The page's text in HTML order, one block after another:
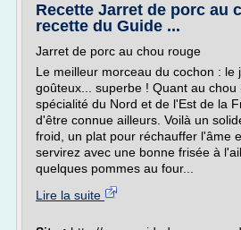
Recette Jarret de porc au
recette du Guide ...
Jarret de porc au chou rouge
Le meilleur morceau du cochon : le
goûteux... superbe ! Quant au
spécialité du Nord et de l'Est de la
d'être connue ailleurs. Voilà un
froid, un plat pour réchauffer l'âme
servirez avec une bonne frisée à
quelques pommes au four...
Lire la suite